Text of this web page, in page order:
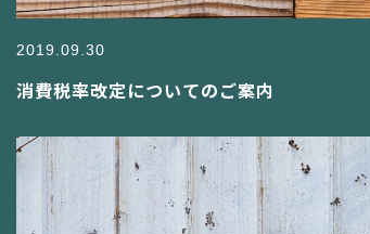
2019.09.30
消費税率改定についてのご案内